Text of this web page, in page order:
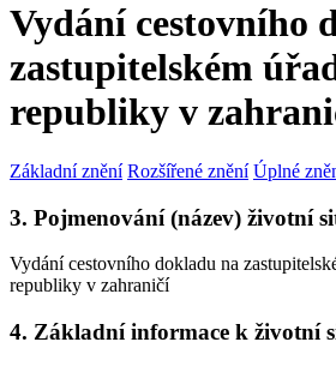
Vydání cestovního
zastupitelském
republiky v
Základní znění Rozšířené znění Úplné
3. Pojmenování (název) životní
Vydání cestovního dokladu na
republiky v zahraničí
4. Základní informace k životní